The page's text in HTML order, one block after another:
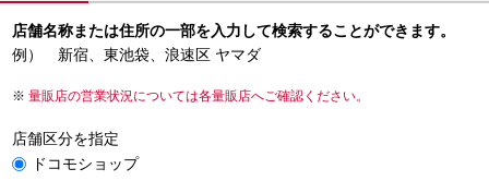
店舗名称または住所の一部を入力して検索することができます。
例） 新宿、東池袋、浪速区 ヤマダ
量販店の営業状況については各量販店へご確認ください。
店舗区分を指定
ドコモショップ